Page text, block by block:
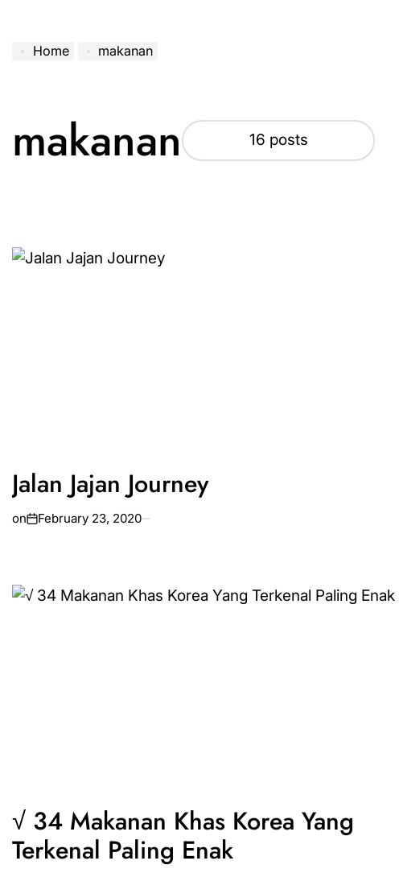
Home makanan
makanan 16 posts
Jalan Jajan Journey
on February 23, 2020
√ 34 Makanan Khas Korea Yang
Terkenal Paling Enak